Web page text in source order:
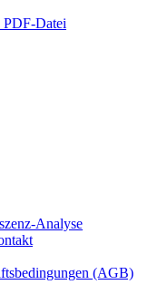
PDF-Datei
Analyse
(AGB)